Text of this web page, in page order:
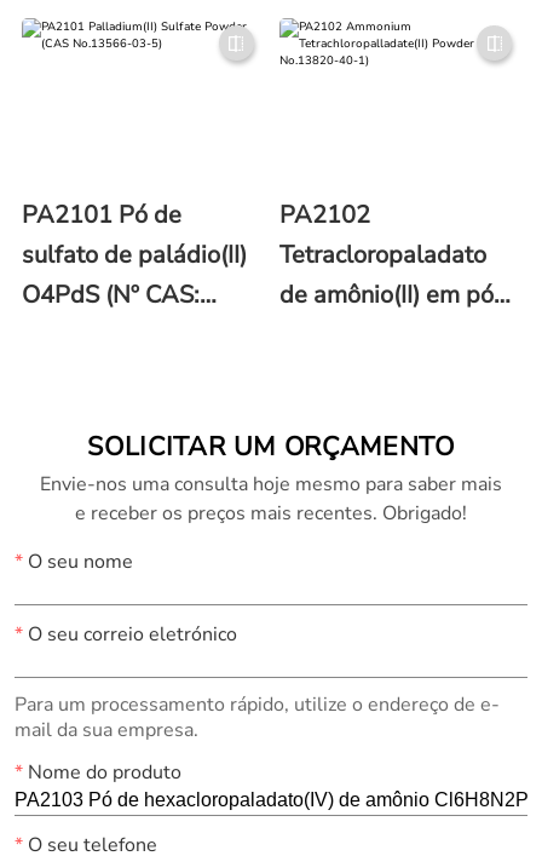
CAS: 3375-31-3)
[(C6H5)3P]2PdCl2
(número CAS: 13965-
PA2101 Pó de
sulfato de paládio(II)
O4PdS (Nº CAS:
PA2102
Tetracloropaladato
de amônio(II) em pó
SOLICITAR UM ORÇAMENTO
Envie-nos uma consulta hoje mesmo para saber mais
e receber os preços mais recentes. Obrigado!
*O seu nome
*O seu correio eletrónico
Para um processamento rápido, utilize o endereço de e-
mail da sua empresa.
*Nome do produto
*O seu telefone